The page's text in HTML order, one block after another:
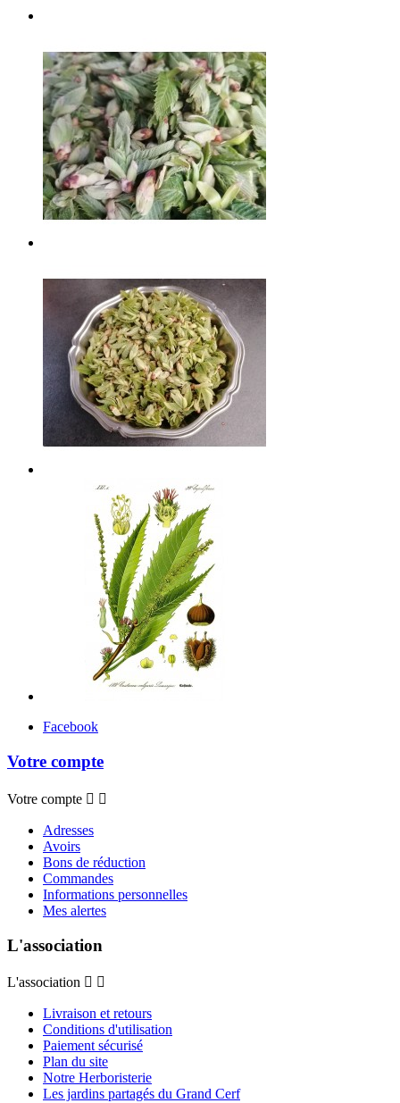
Facebook
Votre compte
Votre compte  
Adresses
Avoirs
Bons de réduction
Commandes
Informations personnelles
Mes alertes
L'association
L'association  
Livraison et retours
Conditions d'utilisation
Paiement sécurisé
Plan du site
Notre Herboristerie
Les jardins partagés du Grand Cerf